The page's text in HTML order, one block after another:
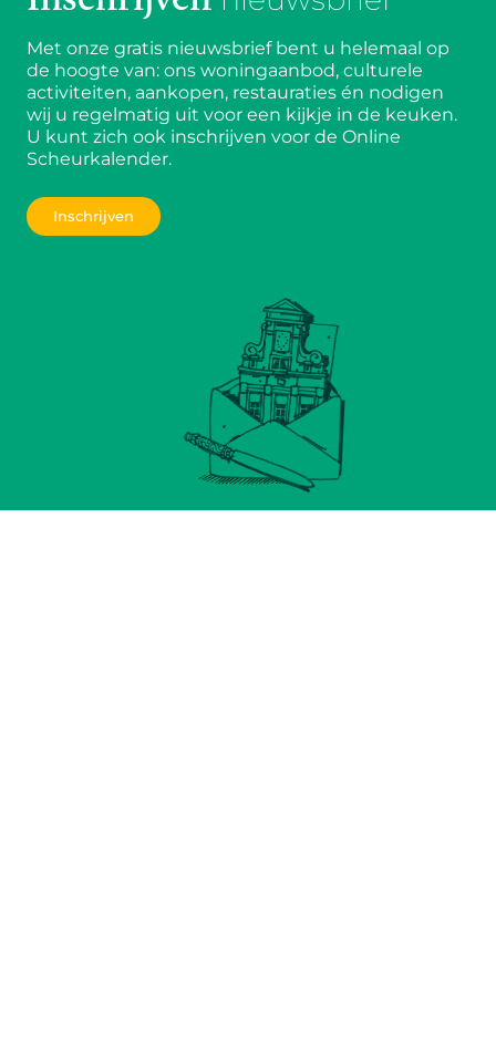
Met onze gratis nieuwsbrief bent u helemaal op
de hoogte van: ons woningaanbod, culturele
activiteiten, aankopen, restauraties én nodigen
wij u regelmatig uit voor een kijkje in de keuken.
U kunt zich ook inschrijven voor de Online
Scheurkalender.
Inschrijven